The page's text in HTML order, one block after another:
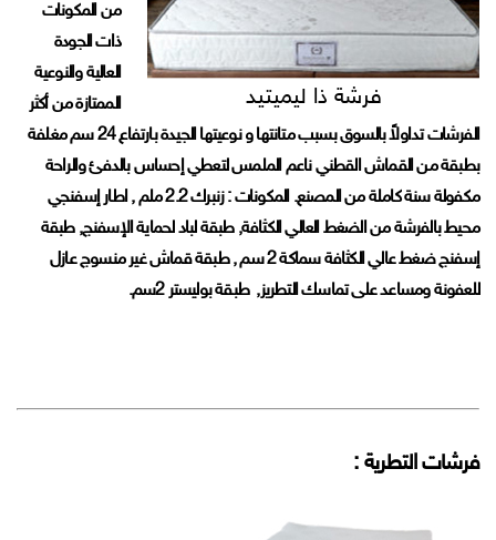
فرشة ذا ليميتيد
من المكونات
ذات الجودة
العالية والنوعية
الممتازة من أكثر
الفرشات تداولاً بالسوق بسبب متانتها و نوعيتها الجيدة بارتفاع 24 سم مغلفة
بطبقة من القماش القطني ناعم الملمس لتعطي إحساس بالدفئ والراحة
مكفولة سنة كاملة من المصنع. المكونات : زنبرك 2.2 ملم , اطار إسفنجي
محيط بالفرشة من الضغط العالي الكثافة, طبقة لباد لحماية الإسفنج, طبقة
إسفنج ضغط عالي الكثافة سماكة 2 سم , طبقة قماش غير منسوج عازل
للعفونة ومساعد على تماسك التطريز, طبقة بوليستر 2سم.
فرشات التطرية :